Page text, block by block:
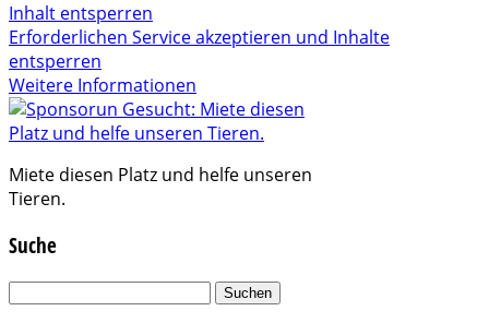
Inhalt entsperren
Erforderlichen Service akzeptieren und Inhalte
entsperren
Weitere Informationen
Miete diesen Platz und helfe unseren
Tieren.
Suche
Suchen